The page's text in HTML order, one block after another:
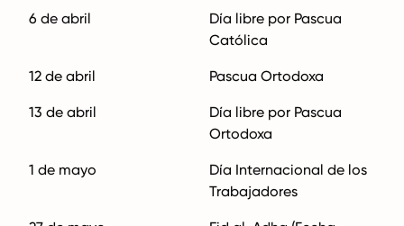
6 de abril
Día libre por Pascua
Católica
12 de abril Pascua Ortodoxa
13 de abril
Día libre por Pascua
Ortodoxa
1 de mayo
Día Internacional de los
Trabajadores